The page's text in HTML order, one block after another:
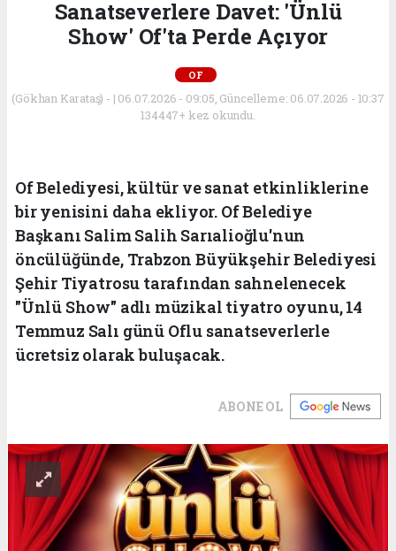
Sanatseverlere Davet: 'Ünlü
Show' Of'ta Perde Açıyor
OF
(Gökhan Karataş) - | 06.07.2026 - 09:05, Güncelleme: 06.07.2026 - 10:37
134447+ kez okundu.
Of Belediyesi, kültür ve sanat etkinliklerine
bir yenisini daha ekliyor. Of Belediye
Başkanı Salim Salih Sarıalioğlu'nun
öncülüğünde, Trabzon Büyükşehir Belediyesi
Şehir Tiyatrosu tarafından sahnelenecek
"Ünlü Show" adlı müzikal tiyatro oyunu, 14
Temmuz Salı günü Oflu sanatseverlerle
ücretsiz olarak buluşacak.
ABONE OL